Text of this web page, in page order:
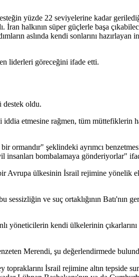
yüzde 22 seviyelerine kadar
İran halkının süper güçlerle başa
aslında kendi sonlarını
liderleri göreceğini ifade etti.
destek oldu.
etmesine rağmen, tüm müttefiklerin
şeklindeki ayrımcı
insanları bombalamaya gönderiyorlar"
Avrupa ülkesinin İsrail rejimine yönelik
ve suç ortaklığının Batı'nın
kendi ülkelerinin çıkarlarını
Merendi, şu değerlendirmede
topraklarını İsrail rejimine altın tepside